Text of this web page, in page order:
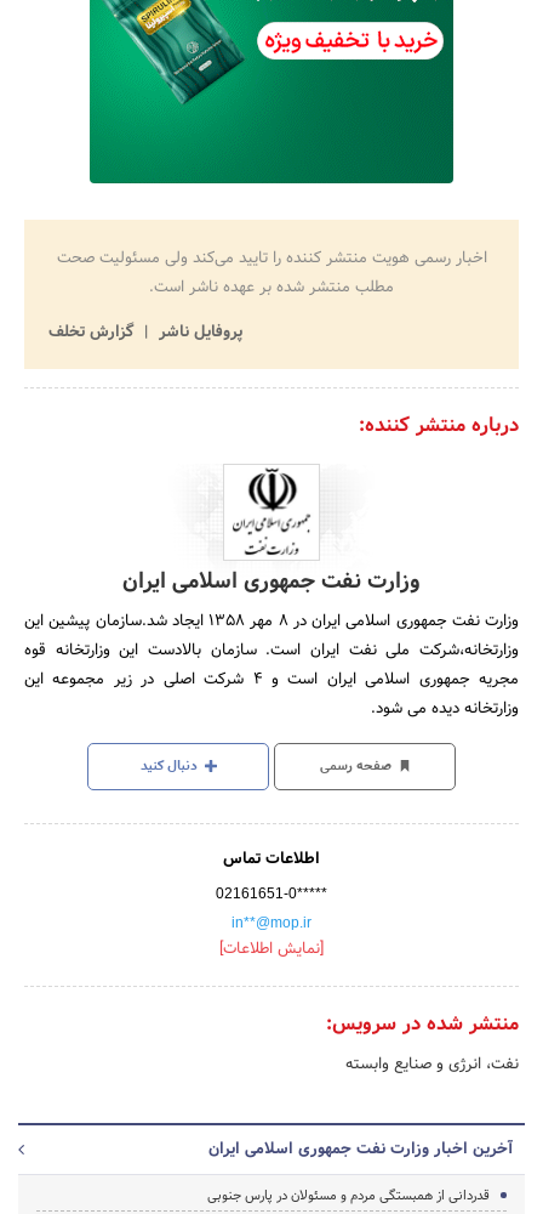
اخبار رسمی هویت منتشر کننده را تایید می‌کند ولی مسئولیت صحت
مطلب منتشر شده بر عهده ناشر است.
پروفایل ناشر
گزارش تخلف
درباره منتشر کننده:
وزارت نفت جمهوری اسلامی ایران
وزارت نفت جمهوری اسلامی ایران در 8 مهر 1358 ایجاد شد.سازمان پیشین این
وزارتخانه،شرکت ملی نفت ایران است. سازمان بالادست این وزارتخانه قوه
مجریه جمهوری اسلامی ایران است و 4 شرکت اصلی در زیر مجموعه این
وزارتخانه دیده می شود.
صفحه رسمی دنبال کنید
اطلاعات تماس
02161651-0*****
in**@mop.ir
[نمایش اطلاعات]
منتشر شده در سرویس:
نفت، انرژی و صنایع وابسته
آخرین اخبار وزارت نفت جمهوری اسلامی ایران
قدردانی از همبستگی مردم و مسئولان در پارس جنوبی